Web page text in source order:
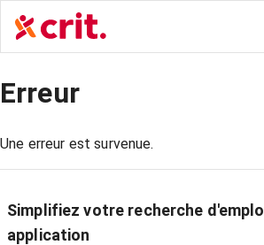
Erreur
Une erreur est survenue.
Simplifiez votre recherche
application